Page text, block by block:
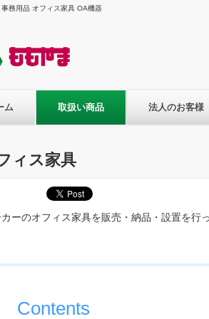
務用品 オフィス家具 OA機器
ム 取扱い商品 法人のお客様
ィス家具
ーのオフィス家具を販売・納品・設置を行
Contents